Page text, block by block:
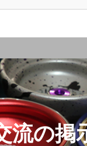
流の掲